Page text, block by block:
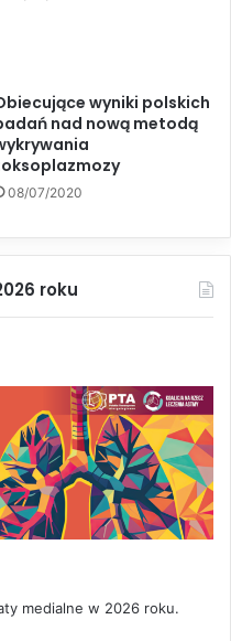
wyniki polskich
nad nową metodą
08/07/2020
roku
medialne w 2026 roku.